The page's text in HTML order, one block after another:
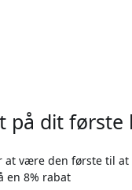
på dit første
at være den første til at
en 8% rabat
ved kassen for at få